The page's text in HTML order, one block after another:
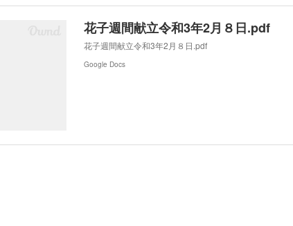
花子週間献立令和3年2月８日.pdf
花子週間献立令和3年2月８日.pdf
Google Docs